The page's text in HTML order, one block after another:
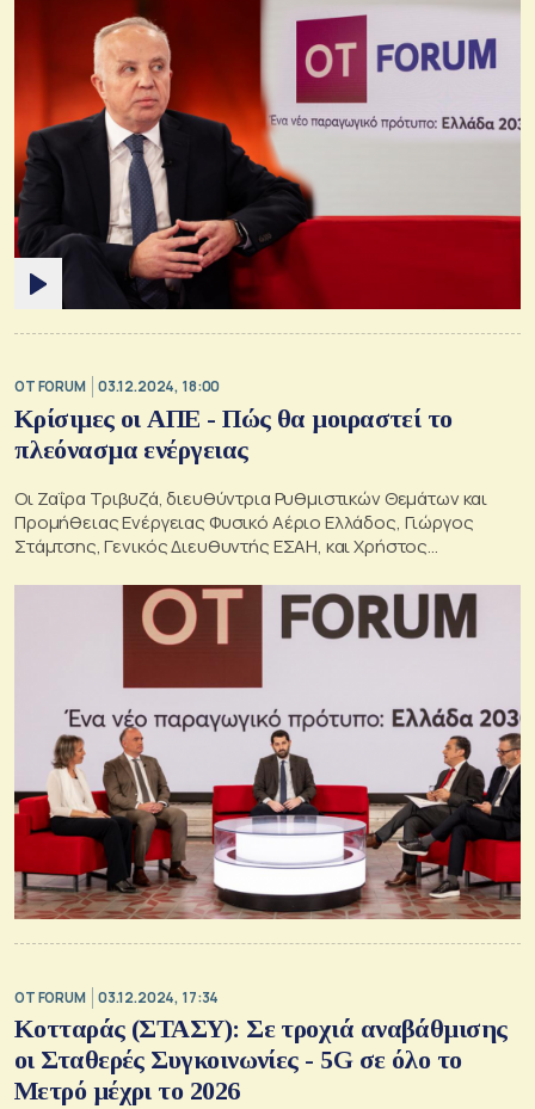
OT FORUM 03.12.2024, 18:00
Κρίσιμες οι ΑΠΕ - Πώς θα μοιραστεί το
πλεόνασμα ενέργειας
Οι Ζαΐρα Τριβυζά, διευθύντρια Ρυθμιστικών Θεμάτων και
Προμήθειας Ενέργειας Φυσικό Αέριο Ελλάδος, Γιώργος
Στάμτσης, Γενικός Διευθυντής ΕΣΑΗ, και Χρήστος
Ενέργειας ΔΕΠΑ Εμπορίας, μίλησαν στο 4ο OT FORUM
OT FORUM 03.12.2024, 17:34
Κοτταράς (ΣΤΑΣΥ): Σε τροχιά αναβάθμισης
οι Σταθερές Συγκοινωνίες - 5G σε όλο το
Μετρό μέχρι το 2026